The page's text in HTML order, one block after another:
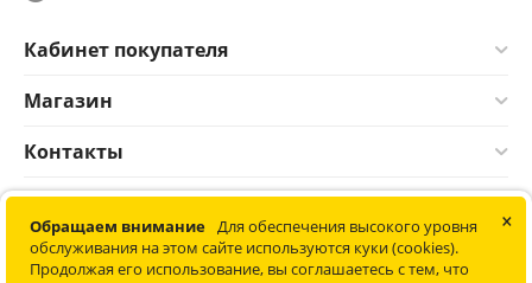
Кабинет покупателя
Магазин
Контакты
© 2012-2026 Соната. Все права защищены. Информация сайта
защищена законом об авторских правах. Не является
публичной офертой.
×
Обращаем внимание Для обеспечения высокого уровня
обслуживания на этом сайте используются куки (cookies).
Продолжая его использование, вы соглашаетесь с тем, что